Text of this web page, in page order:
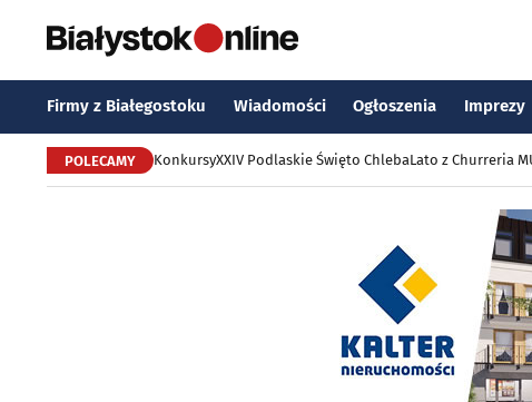
Firmy z Białegostoku Wiadomości Ogłoszenia Imprezy
POLECAMY KonkursyXXIV Podlaskie Święto ChlebaLato z Churreria